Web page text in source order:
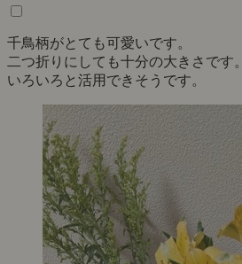
千鳥柄がとても可愛いです。
二つ折りにしても十分の大きさです。
いろいろと活用できそうです。